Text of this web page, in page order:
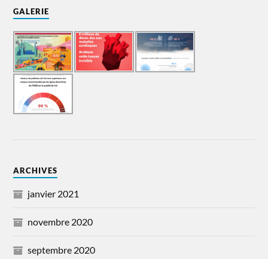
GALERIE
ARCHIVES
janvier 2021
novembre 2020
septembre 2020